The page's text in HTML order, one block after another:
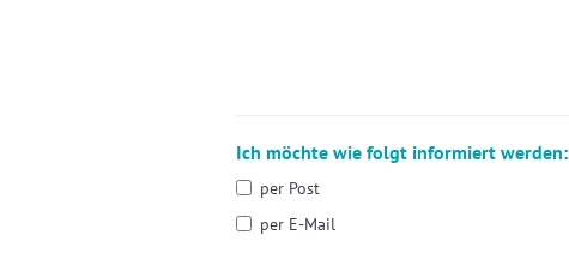
Ich möchte wie folgt informiert werden:
per Post
per E-Mail